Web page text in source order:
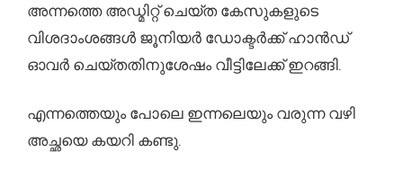
അന്നത്തെ അഡ്മിറ്റ് ചെയ്ത കേസുകളുടെ
വിശദാംശങ്ങൾ ജൂനിയർ ഡോക്ടർക്ക് ഹാൻഡ്
ഓവർ ചെയ്തതിനുശേഷം വീട്ടിലേക്ക് ഇറങ്ങി.
എന്നത്തെയും പോലെ ഇന്നലെയും വരുന്ന വഴി
അച്ഛയെ കയറി കണ്ടു.